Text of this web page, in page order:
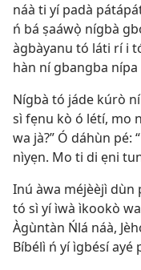
náà ti yí padà
ń bá ṣaáwọ̀ nígbà
àgbàyanu tó láti rí i
hàn ní gbangba nípa
Nígbà tó jáde kúrò
sì fẹnu kò ó létí, mo
wa jà?” Ó dáhùn pé:
nìyẹn. Mo ti di ẹni
Inú àwa méjèèjì dùn
tó sì yí ìwà ìkookò
Àgùntàn Ńlá náà,
Bíbélì ń yí ìgbésí ayé